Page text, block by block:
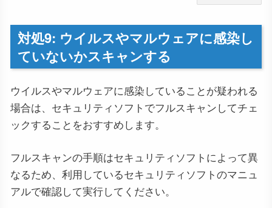
対処9: ウイルスやマルウェアに感染し
ていないかスキャンする
ウイルスやマルウェアに感染していることが疑われる
場合は、セキュリティソフトでフルスキャンしてチェ
ックすることをおすすめします。
フルスキャンの手順はセキュリティソフトによって異
なるため、利用しているセキュリティソフトのマニュ
アルで確認して実行してください。